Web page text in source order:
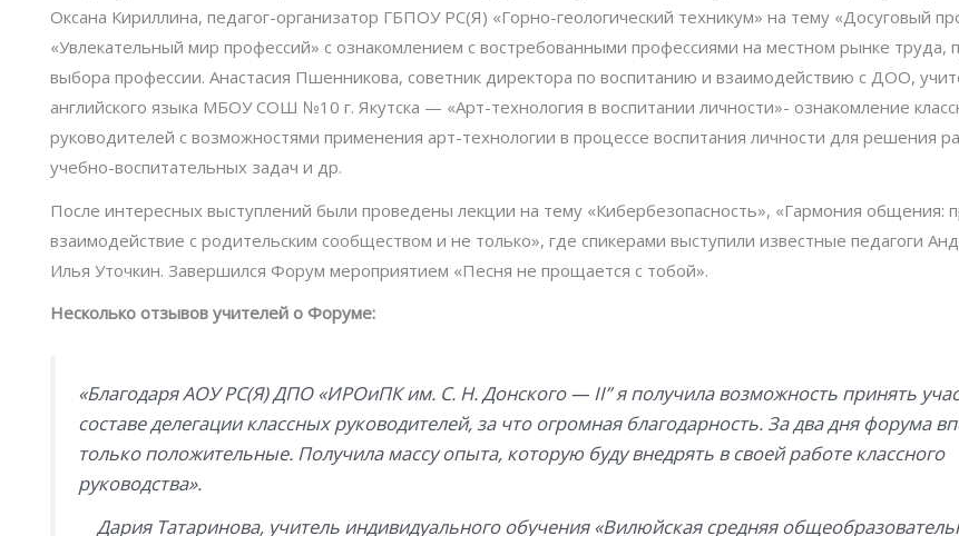
Оксана Кириллина, педагог-организатор ГБПОУ РС(Я) «Горно-геологический техникум» на тему «Досуговый
«Увлекательный мир профессий» с ознакомлением с востребованными профессиями на местном рынке труда,
выбора профессии. Анастасия Пшенникова, советник директора по воспитанию и взаимодействию с ДОО,
английского языка МБОУ СОШ №10 г. Якутска — «Арт-технология в воспитании личности»- ознакомление
руководителей с возможностями применения арт-технологии в процессе воспитания личности для решения
учебно-воспитательных задач и др.
После интересных выступлений были проведены лекции на тему «Кибербезопасность», «Гармония общения:
взаимодействие с родительским сообществом и не только», где спикерами выступили известные педагоги
Илья Уточкин. Завершился Форум мероприятием «Песня не прощается с тобой».
Несколько отзывов учителей о Форуме:
«Благодаря АОУ РС(Я) ДПО «ИРОиПК им. С. Н. Донского — II” я получила возможность принять
составе делегации классных руководителей, за что огромная благодарность. За два дня форума
только положительные. Получила массу опыта, которую буду внедрять в своей работе классного
руководства».
Дария Татаринова, учитель индивидуального обучения «Вилюйская средняя